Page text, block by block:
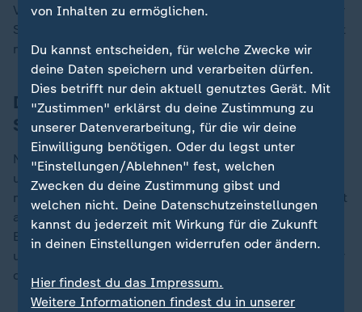
Vielen "Stuffern" macht zudem der spielerische Faktor
Spaß, Geld in Umschläge zu stecken, die sie vielleicht
noch selbst gebastelt haben.
Die Vor- und Nachteile von Cash
Stuffing
Neben einem besseren Überblick über die Finanzen
und Ausgaben, lassen sich mit dem Cash Stuffing
mögliche Einsparpotentiale gut entdecken. Das fördert
auch die Motivation zum Sparen und den Spaß daran.
Es kann ein besseres Konsumbewusstsein entstehen
und das eigene Ausgabeverhalten wird kritischer unter
die Lupe genommen.
von Inhalten zu ermöglichen.
Du kannst entscheiden, für welche Zwecke wir
deine Daten speichern und verarbeiten dürfen.
Dies betrifft nur dein aktuell genutztes Gerät. Mit
"Zustimmen" erklärst du deine Zustimmung zu
unserer Datenverarbeitung, für die wir deine
Einwilligung benötigen. Oder du legst unter
"Einstellungen/Ablehnen" fest, welchen
Zwecken du deine Zustimmung gibst und
welchen nicht. Deine Datenschutzeinstellungen
kannst du jederzeit mit Wirkung für die Zukunft
in deinen Einstellungen widerrufen oder ändern.
Hier findest du das Impressum.
Weitere Informationen findest du in unserer